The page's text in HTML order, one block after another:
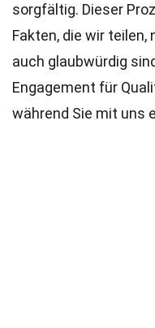
sorgfältig. Dieser
Fakten, die wir
auch glaubwürdig
Engagement für
während Sie mit uns